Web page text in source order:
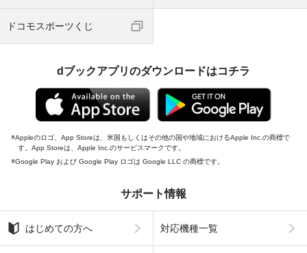
ドコモスポーツくじ
dブックアプリのダウンロードはコチラ
Appleのロゴ、App Storeは、米国もしくはその他の国や地域におけるApple Inc.の商標で
す。App Storeは、Apple Inc.のサービスマークです。
Google Play および Google Play ロゴは Google LLC の商標です。
サポート情報
はじめての方へ 対応機種一覧